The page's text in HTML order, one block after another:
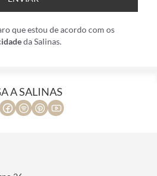
que estou de acordo com os
da Salinas.
A SALINAS